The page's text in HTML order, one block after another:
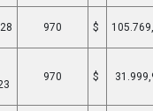
970 $
970 $